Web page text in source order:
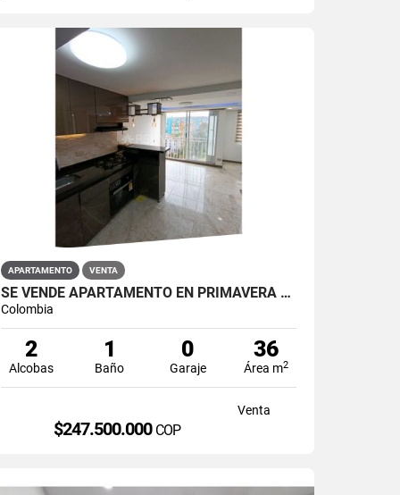
APARTAMENTO VENTA
SE VENDE APARTAMENTO EN PRIMAVERA PUENTE ARANDA
Colombia
2
Alcobas
1
Baño
0
Garaje
36
Área m2
Venta
$247.500.000 COP